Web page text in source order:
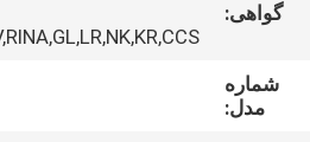
درباره
گواهی:
شماره
مدل: